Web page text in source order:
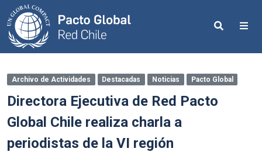
Search
Archivo de Actividades Destacadas Noticias Pacto Global
Directora Ejecutiva de Red Pacto
Global Chile realiza charla a
periodistas de la VI región